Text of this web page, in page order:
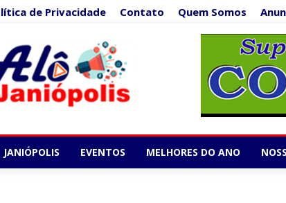
de Privacidade Contato Quem Somos
JANIÓPOLIS EVENTOS MELHORES DO ANO